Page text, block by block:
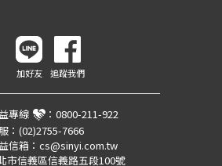
加好友 追蹤我們
專線 ： 0800-211-922
： (02)2755-7666
信箱： cs@sinyi.com.tw
市信義區信義路五段100號